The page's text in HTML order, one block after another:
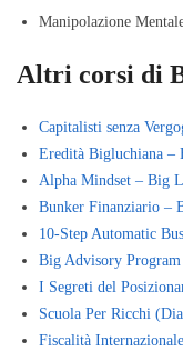
Manipolazione
Altri corsi di
Capitalisti senza
Eredità Bigluchiana –
Alpha Mindset – Big
Bunker Finanziario –
10-Step Automatic
Big Advisory
I Segreti del
Scuola Per Ricchi
Fiscalità